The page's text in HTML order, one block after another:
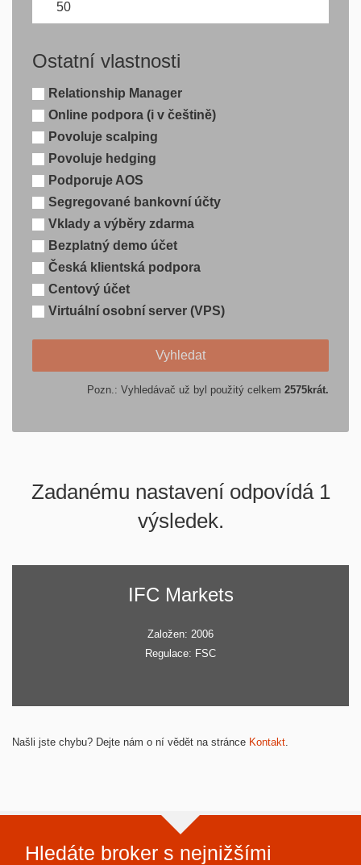
Ostatní vlastnosti
Relationship Manager
Online podpora (i v češtině)
Povoluje scalping
Povoluje hedging
Podporuje AOS
Segregované bankovní účty
Vklady a výběry zdarma
Bezplatný demo účet
Česká klientská podpora
Centový účet
Virtuální osobní server (VPS)
Pozn.: Vyhledávač už byl použitý celkem 2575krát.
Zadanému nastavení odpovídá 1
výsledek.
IFC Markets
Založen: 2006
Regulace: FSC
Našli jste chybu? Dejte nám o ní vědět na stránce Kontakt
Hledáte broker s nejnižšími